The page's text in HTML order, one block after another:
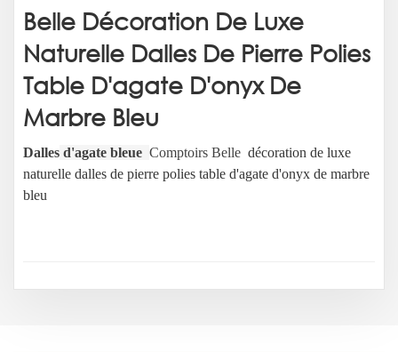
Belle Décoration De Luxe
Naturelle Dalles De Pierre Polies
Table D'agate D'onyx De
Marbre Bleu
Dalles d'agate bleue Comptoirs Belle décoration de luxe
naturelle dalles de pierre polies table d'agate d'onyx de marbre
bleu